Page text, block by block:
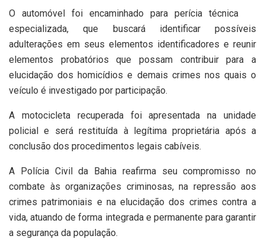
O automóvel foi encaminhado para perícia técnica
especializada, que buscará identificar possíveis
adulterações em seus elementos identificadores e reunir
elementos probatórios que possam contribuir para a
elucidação dos homicídios e demais crimes nos quais o
veículo é investigado por participação.
A motocicleta recuperada foi apresentada na unidade
policial e será restituída à legítima proprietária após a
conclusão dos procedimentos legais cabíveis.
A Polícia Civil da Bahia reafirma seu compromisso no
combate às organizações criminosas, na repressão aos
crimes patrimoniais e na elucidação dos crimes contra a
vida, atuando de forma integrada e permanente para garantir
a segurança da população.